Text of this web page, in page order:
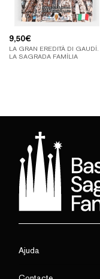
9,50€
LA GRAN EREDITÀ DI GAUDÍ.
LA SAGRADA FAMÍLIA
Ajuda